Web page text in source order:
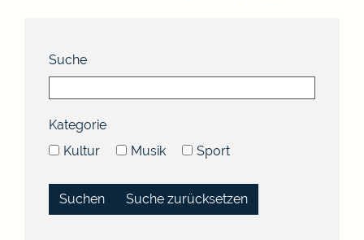
Suche
Kategorie
Kultur
Musik Sport
Suche zurücksetzen